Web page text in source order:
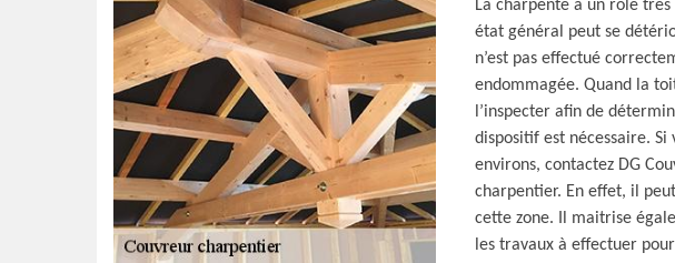
La charpente a un rôle
état général peut se
n’est pas effectué
endommagée. Quand la
l’inspecter afin de
dispositif est nécessaire. Si
environs, contactez DG
charpentier. En effet, il
cette zone. Il maitrise
les travaux à effectuer